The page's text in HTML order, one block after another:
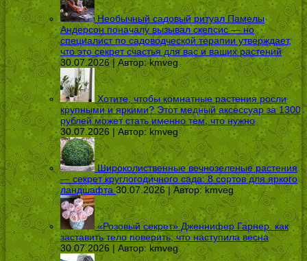
Необычный садовый ритуал Памелы
Андерсон поначалу вызывал скепсис — но
специалист по садоводческой терапии утверждает,
что это секрет счастья для вас и ваших растений
30.07.2026 | Автор:kmveg
Хотите, чтобы комнатные растения росли
крупными и яркими? Этот медный аксессуар за 1300
рублей может стать именно тем, что нужно
30.07.2026 | Автор: kmveg
Широколиственные вечнозеленые растения
— секрет круглогодичного сада: 8 сортов для яркого
ландшафта 30.07.2026 | Автор:kmveg
«Розовый секрет» Дженнифер Гарнер: как
заставить тело поверить, что наступила весна
30.07.2026 | Автор: kmveg